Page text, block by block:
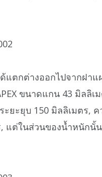
แตกต่างออกไปจากฝาแ
ขนาดแกน 43 มิลลิเ
ะยะยุบ 150 มิลลิเมตร,
แต่ในส่วนของน้ำหนักนั้